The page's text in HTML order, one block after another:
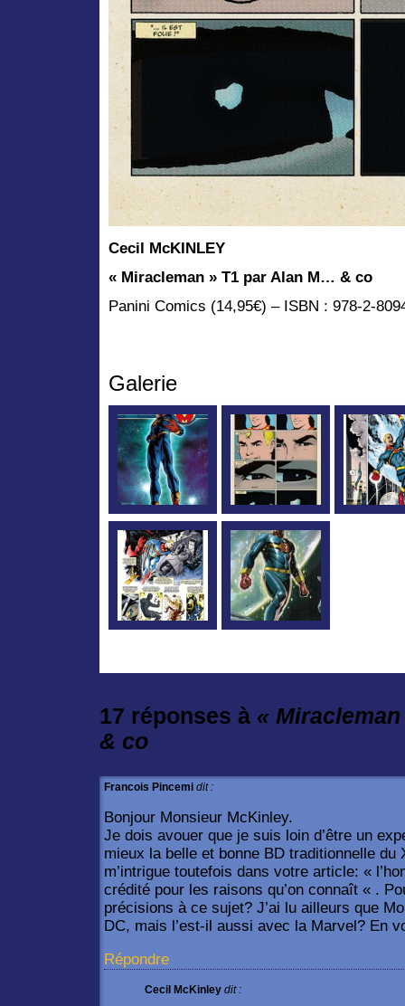
Cecil McKINLEY
« Miracleman » T1 par Alan M… & co
Panini Comics (14,95€) – ISBN : 978-2-
Galerie
17 réponses à «
& co
Francois Pincemi dit :
Bonjour Monsieur McKinley.
Je dois avouer que je suis loin d’être un
mieux la belle et bonne BD traditionnelle du
m’intrigue toutefois dans votre article: «
crédité pour les raisons qu’on connaît « .
précisions à ce sujet? J’ai lu ailleurs que
DC, mais l’est-il aussi avec la Marvel? En
Répondre
Cecil McKinley dit :